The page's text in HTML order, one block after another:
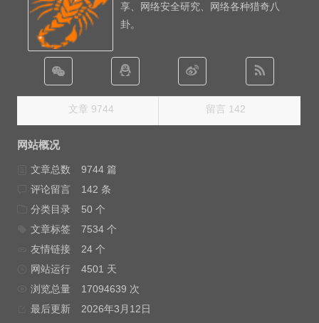
享、网络安全研究、网络各种猎奇八
卦。
文章 9744 留言 142
网站概况
文章总数
9744 篇
评论留言
142 条
分类目录
50 个
文章标签
7534 个
友情链接
24 个
网站运行
4501 天
浏览总量
17094639 次
最后更新
2026年3月12日